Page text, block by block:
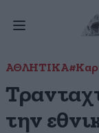
ΑΘΛΗΤΙΚΑ
την